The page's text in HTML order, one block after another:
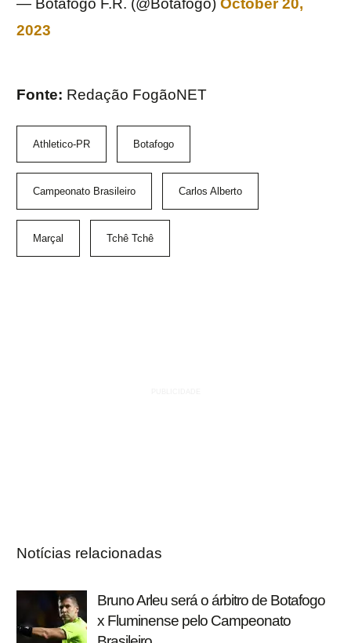
— Botafogo F.R. (@Botafogo) October 20,
2023
Fonte: Redação FogãoNET
Athletico-PR Botafogo
Campeonato Brasileiro Carlos Alberto
Marçal Tchê Tchê
Notícias relacionadas
Bruno Arleu será o árbitro de Botafogo
x Fluminense pelo Campeonato